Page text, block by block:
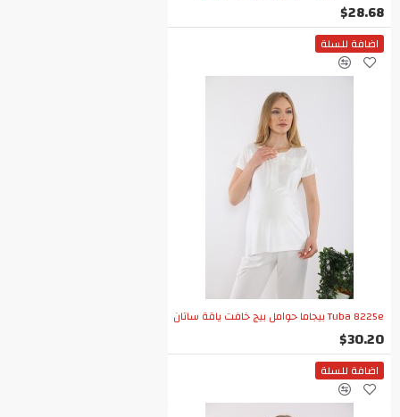
$28.68
اضافة للسلة
Tuba 8225e بيجاما حوامل بيج خافت ياقة ساتان
$30.20
اضافة للسلة